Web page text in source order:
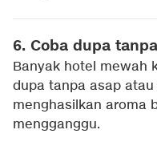
6. Coba dupa
Banyak hotel mewah
dupa tanpa asap
menghasilkan aroma
mengganggu.